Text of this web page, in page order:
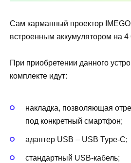
Сам карманный проектор
встроенным аккумулятором на
При приобретении данного
комплекте идут:
накладка, позволяющая
под конкретный смартфон;
адаптер USB – USB Type-C;
стандартный USB-кабель;